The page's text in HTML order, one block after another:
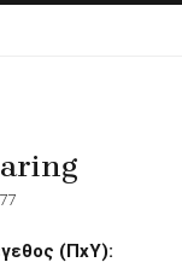
(ΠxΥ):